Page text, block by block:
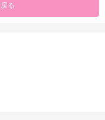
る